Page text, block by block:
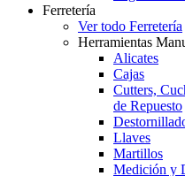
Ferretería
Ver todo Ferretería
Herramientas
Alicates
Cajas
Cutters,
de Repuesto
Llaves
Martillos
Medición y